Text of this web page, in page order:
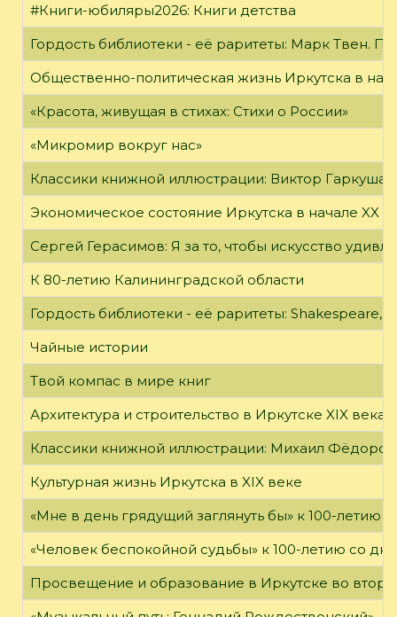
#Книги-юбиляры2026: Книги детства
Гордость библиотеки - её раритеты: Марк Твен.
Общественно-политическая жизнь Иркутска в
«Красота, живущая в стихах: Стихи о России»
«Микромир вокруг нас»
Классики книжной иллюстрации: Виктор Гаркуша
Экономическое состояние Иркутска в начале XX
Сергей Герасимов: Я за то, чтобы искусство
К 80-летию Калининградской области
Гордость библиотеки - её раритеты: Shakespeare,
Чайные истории
Твой компас в мире книг
Архитектура и строительство в Иркутске XIX века
Классики книжной иллюстрации: Михаил Фёдоров
Культурная жизнь Иркутска в XIX веке
«Мне в день грядущий заглянуть бы» к 100-летию
«Человек беспокойной судьбы» к 100-летию со
Просвещение и образование в Иркутске во